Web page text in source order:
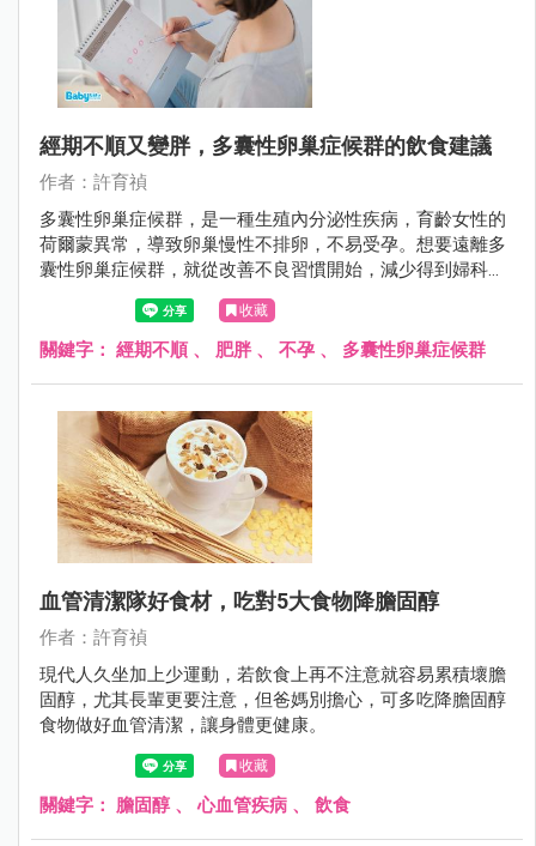
經期不順又變胖，多囊性卵巢症候群的飲食建議
作者：許育禎
多囊性卵巢症候群，是一種生殖內分泌性疾病，育齡女性的
荷爾蒙異常，導致卵巢慢性不排卵，不易受孕。想要遠離多
囊性卵巢症候群，就從改善不良習慣開始，減少得到婦科病
收藏
關鍵字： 經期不順 、 肥胖、 不孕 、 多囊性卵巢症候群
血管清潔隊好食材，吃對5大食物降膽固醇
作者：許育禎
現代人久坐加上少運動，若飲食上再不注意就容易累積壞膽
固醇，尤其長輩更要注意，但爸媽別擔心，可多吃降膽固醇
食物做好血管清潔，讓身體更健康。
收藏
關鍵字： 膽固醇、心血管疾病 、 飲食